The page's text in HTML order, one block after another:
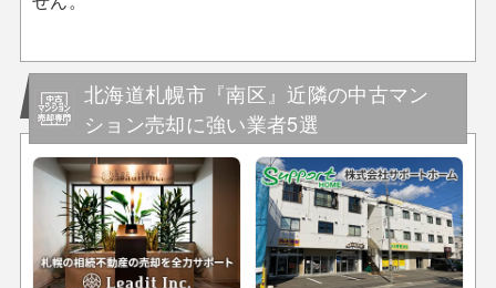
北海道札幌市『南区』近隣の中古マン
ション売却に強い業者5選